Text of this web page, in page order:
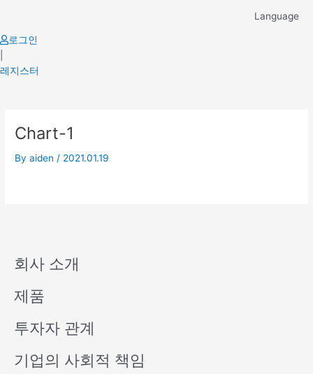
content
Language
로그인
레지스터
Chart-1
Byaiden / 2021.01.19
회사 소개
제품
투자자 관계
기업의 사회적 책임